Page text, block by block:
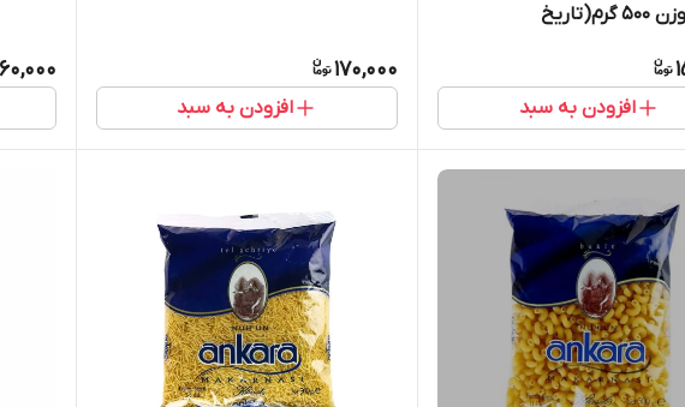
UZUN وزن 500 گرم(تاریخ
افزودن به سبد
170,000
افزودن به سبد